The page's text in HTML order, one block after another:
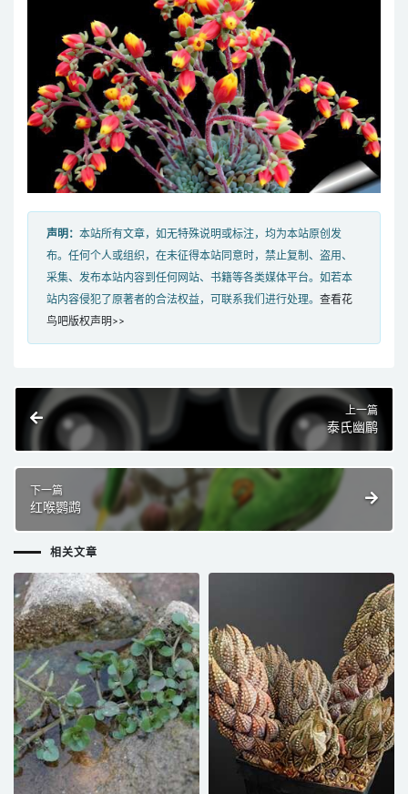
声明： 本站所有文章，如无特殊说明或标注，均为本站原创发
布。任何个人或组织，在未征得本站同意时，禁止复制、盗用、
采集、发布本站内容到任何网站、书籍等各类媒体平台。如若本
站内容侵犯了原著者的合法权益，可联系我们进行处理。 查看花
鸟吧版权声明>>
上一篇
泰氏幽鹛
下一篇
红喉鹦鹉
相关文章